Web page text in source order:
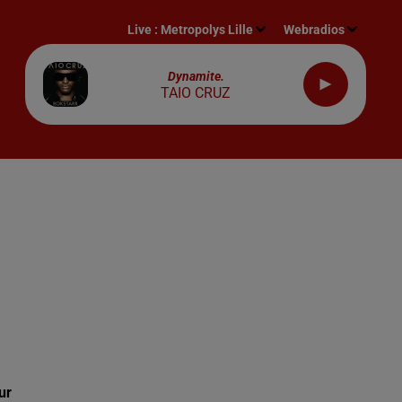
Live : Metropolys Lille Webradios
Dynamite.
TAIO CRUZ